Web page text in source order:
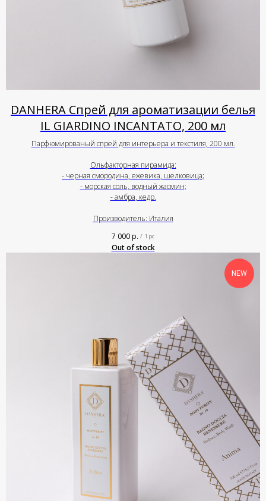
DANHERA Спрей для ароматизации белья
IL GIARDINO INCANTATO, 200 мл
Парфюмированый спрей для интерьера и текстиля, 200 мл.
Ольфакторная пирамида:
- черная смородина, ежевика, шелковица;
- морская соль, водный жасмин;
- амбра, кедр.
Производитель: Италия
7 000р. / 1 pc
Out of stock
NEW